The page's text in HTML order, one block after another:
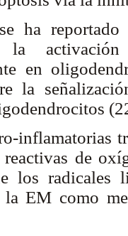
ha
la
en
la
inflamatorias
reactivas de
los radicales
la EM como